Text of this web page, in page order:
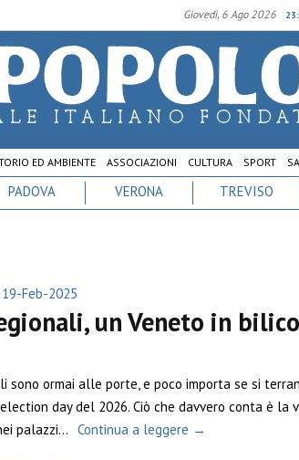
Giovedì, 6 Ago 2026
ED AMBIENTE ASSOCIAZIONI CULTURA SPORT
PADOVA VERONA TREVISO
Feb-2025
un Veneto in
sono ormai alle porte, e poco importa se si
day del 2026. Ciò che davvero conta è la
palazzi... Continua a leggere →